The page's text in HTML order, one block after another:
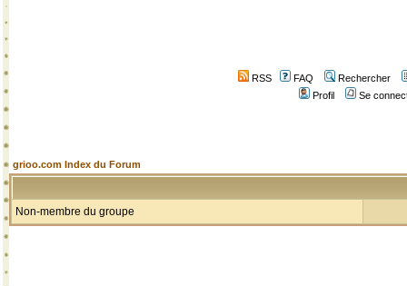
RSS FAQ
Rechercher
Profil
Se
grioo.com Index du Forum
Non-membre du groupe